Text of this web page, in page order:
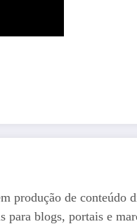
produção de conteúdo
blogs, portais e